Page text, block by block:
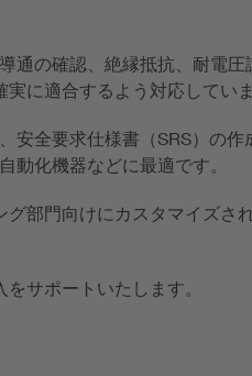
通の確認、絶縁抵抗、耐電圧
に適合するよう対応していま
安全要求仕様書（SRS）の作
動化機器などに最適です。
部門向けにカスタマイズさ
サポートいたします。